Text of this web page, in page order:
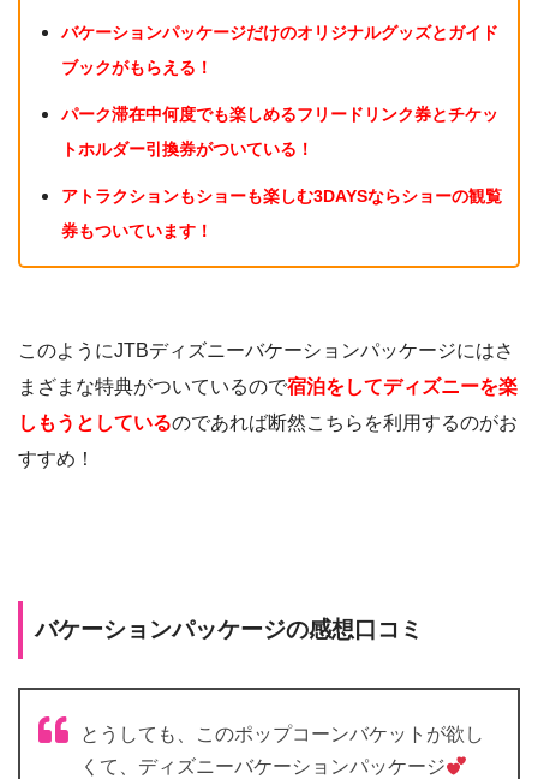
バケーションパッケージだけのオリジナルグッズとガイド
ブックがもらえる！
パーク滞在中何度でも楽しめるフリードリンク券とチケッ
トホルダー引換券がついている！
アトラクションもショーも楽しむ3DAYSならショーの観覧
券もついています！
このようにJTBディズニーバケーションパッケージにはさ
まざまな特典がついているので宿泊をしてディズニーを楽
しもうとしているのであれば断然こちらを利用するのがお
すすめ！
バケーションパッケージの感想口コミ
とうしても、このポップコーンバケットが欲し
くて、ディズニーバケーションパッケージ